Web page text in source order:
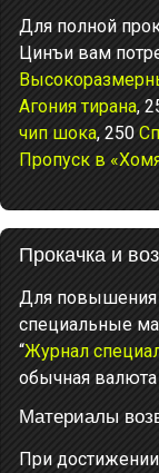
Для полной
Цинъи вам
Агония тирана,
чип шока, 250
Пропуск в
Прокачка и
Для повышения
специальные
“Журнал
обычная валюта
Материалы
При